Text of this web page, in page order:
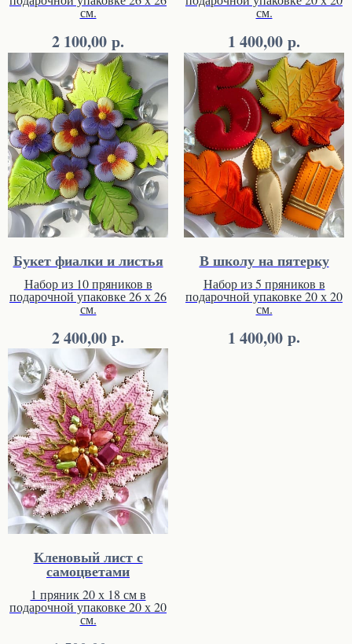
см.
2 100,00 р.
см.
1 400,00 р.
Букет фиалки и листья
Набор из 10 пряников в
подарочной упаковке 26 х 26
см.
2 400,00 р.
В школу на пятерку
Набор из 5 пряников в
подарочной упаковке 20 х 20
см.
1 400,00 р.
Кленовый лист с
самоцветами
1 пряник 20 х 18 см в
подарочной упаковке 20 х 20
см.